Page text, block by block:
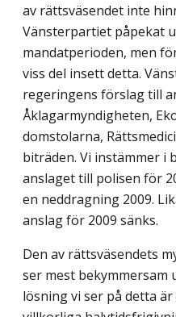
av rättsväsendet inte
Vänsterpartiet påpekat
mandatperioden, men
viss del insett detta.
regeringens förslag till
Åklagarmyndigheten,
domstolarna,
biträden. Vi instämmer i
anslaget till polisen för
en neddragning 2009.
anslag för 2009 sänks.
Den av rättsväsendets
ser mest bekymmersam
lösning vi ser på detta